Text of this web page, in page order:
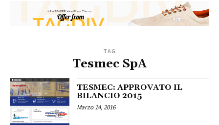
TAG
Tesmec SpA
TESMEC: APPROVATO IL
BILANCIO 2015
Marzo 14, 2016